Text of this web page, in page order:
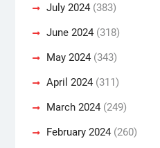
July 2024(383)
June 2024(318)
May 2024(343)
April 2024(311)
March 2024(249)
February 2024(260)